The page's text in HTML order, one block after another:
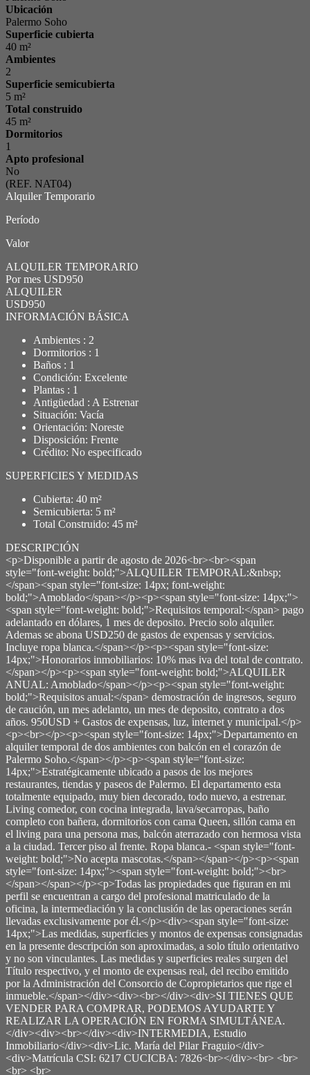
Ubicación
Palermo Soho
Superficie cubierta
40 m²
Ambientes
2
Superficie semicubierta
5 m²
Total construido
45 m²
Dormitorios
1
Apto profesional
No
(REF. NAT04)
Alquiler Temporario
Período
Valor
ALQUILER TEMPORARIO
Por mes USD950
ALQUILER
USD950
INFORMACIÓN BÁSICA
Ambientes : 2
Dormitorios : 1
Baños : 1
Condición: Excelente
Plantas : 1
Antigüedad : A Estrenar
Situación: Vacía
Orientación: Noreste
Disposición: Frente
Crédito: No especificado
SUPERFICIES Y MEDIDAS
Cubierta: 40 m²
Semicubierta: 5 m²
Total Construido: 45 m²
DESCRIPCIÓN
<p>Disponible a partir de agosto de 2026<br><br><span
style="font-weight: bold;">ALQUILER TEMPORAL:&nbsp;
</span><span style="font-size: 14px; font-weight:
bold;">Amoblado</span></p><p><span style="font-size: 14px;">
<span style="font-weight: bold;">Requisitos temporal:</span> pago
adelantado en dólares, 1 mes de deposito. Precio solo alquiler.
Ademas se abona USD250 de gastos de expensas y servicios.
Incluye ropa blanca.</span></p><p><span style="font-size:
14px;">Honorarios inmobiliarios: 10% mas iva del total de contrato.
</span></p><p><span style="font-weight: bold;">ALQUILER
ANUAL: Amoblado</span></p><p><span style="font-weight:
bold;">Requisitos anual:</span> demostración de ingresos, seguro
de caución, un mes adelanto, un mes de deposito, contrato a dos
años. 950USD + Gastos de expensas, luz, internet y municipal.</p>
<p><br></p><p><span style="font-size: 14px;">Departamento en
alquiler temporal de dos ambientes con balcón en el corazón de
Palermo Soho.</span></p><p><span style="font-size:
14px;">Estratégicamente ubicado a pasos de los mejores
restaurantes, tiendas y paseos de Palermo. El departamento esta
totalmente equipado, muy bien decorado, todo nuevo, a estrenar.
Living comedor, con cocina integrada, lava/secarropas, baño
completo con bañera, dormitorios con cama Queen, sillón cama en
el living para una persona mas, balcón aterrazado con hermosa vista
a la ciudad. Tercer piso al frente. Ropa blanca.- <span style="font-
weight: bold;">No acepta mascotas.</span></span></p><p><span
style="font-size: 14px;"><span style="font-weight: bold;"><br>
</span></span></p><p>Todas las propiedades que figuran en mi
perfil se encuentran a cargo del profesional matriculado de la
oficina, la intermediación y la conclusión de las operaciones serán
llevadas exclusivamente por él.</p><div><span style="font-size:
14px;">Las medidas, superficies y montos de expensas consignadas
en la presente descripción son aproximadas, a solo título orientativo
y no son vinculantes. Las medidas y superficies reales surgen del
Título respectivo, y el monto de expensas real, del recibo emitido
por la Administración del Consorcio de Copropietarios que rige el
inmueble.</span></div><div><br></div><div>SI TIENES QUE
VENDER PARA COMPRAR, PODEMOS AYUDARTE Y
REALIZAR LA OPERACIÓN EN FORMA SIMULTÁNEA.
</div><div><br></div><div>INTERMEDIA, Estudio
Inmobiliario</div><div>Lic. María del Pilar Fraguio</div>
<div>Matrícula CSI: 6217 CUCICBA: 7826<br></div><br> <br>
<br> <br>